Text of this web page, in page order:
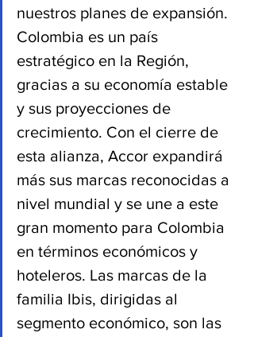
nuestros planes de expansión.
Colombia es un país
estratégico en la Región,
gracias a su economía estable
y sus proyecciones de
crecimiento. Con el cierre de
esta alianza, Accor expandirá
más sus marcas reconocidas a
nivel mundial y se une a este
gran momento para Colombia
en términos económicos y
hoteleros. Las marcas de la
familia Ibis, dirigidas al
segmento económico, son las